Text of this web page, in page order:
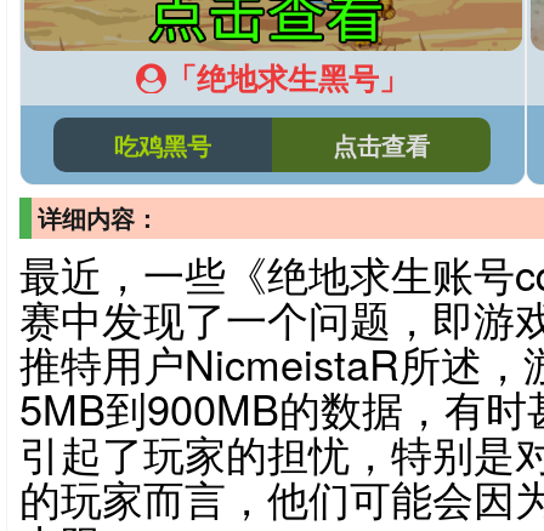
「绝地求生黑号」
吃鸡黑号 点击查看
详细内容：
最近，一些《绝地求生账号
赛中发现了一个问题，即游
推特用户NicmeistaR所述
5MB到900MB的数据，有
引起了玩家的担忧，特别是
的玩家而言，他们可能会因